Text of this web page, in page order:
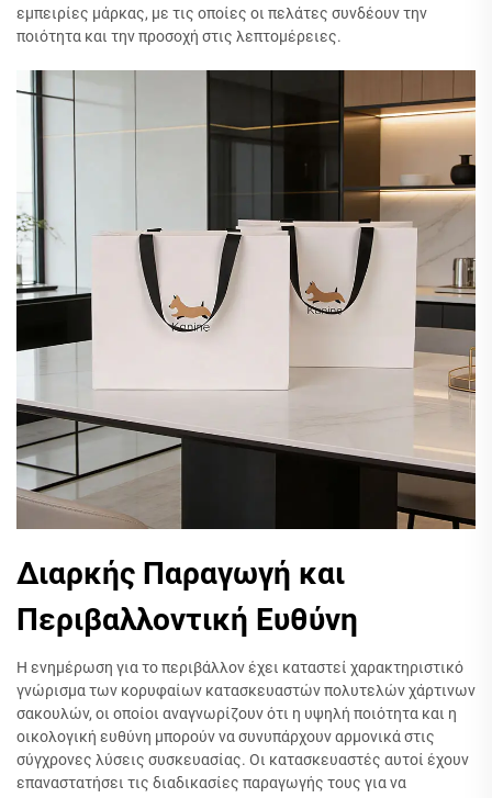
εμπειρίες μάρκας, με τις οποίες οι πελάτες συνδέουν την
ποιότητα και την προσοχή στις λεπτομέρειες.
Διαρκής Παραγωγή και
Περιβαλλοντική Ευθύνη
Η ενημέρωση για το περιβάλλον έχει καταστεί χαρακτηριστικό
γνώρισμα των κορυφαίων κατασκευαστών πολυτελών χάρτινων
σακουλών, οι οποίοι αναγνωρίζουν ότι η υψηλή ποιότητα και η
οικολογική ευθύνη μπορούν να συνυπάρχουν αρμονικά στις
σύγχρονες λύσεις συσκευασίας. Οι κατασκευαστές αυτοί έχουν
επαναστατήσει τις διαδικασίες παραγωγής τους για να